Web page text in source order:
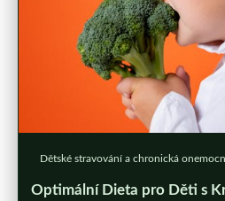
Dětské stravování a chronická
Optimální Dieta pro Děti s